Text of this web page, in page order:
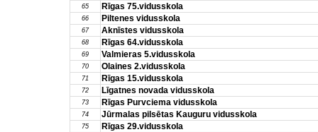
65 Rīgas 75.vidusskola
66 Piltenes vidusskola
67 Aknīstes vidusskola
68 Rīgas 64.vidusskola
69 Valmieras 5.vidusskola
70 Olaines 2.vidusskola
71 Rīgas 15.vidusskola
72 Līgatnes novada vidusskola
73 Rīgas Purvciema vidusskola
74 Jūrmalas pilsētas Kauguru vidusskola
75 Rīgas 29.vidusskola